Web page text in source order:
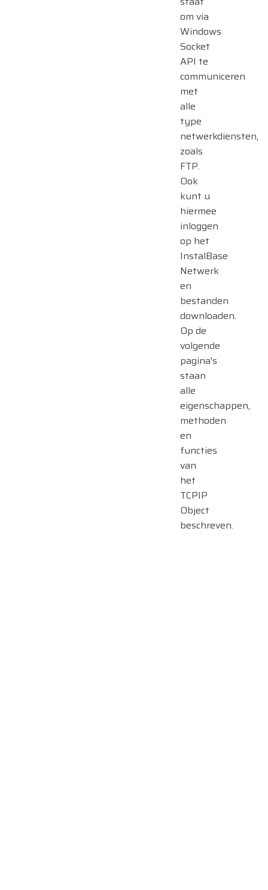
om via
Windows
Socket
API te
communiceren
met
alle
type
netwerkdiensten,
zoals
FTP.
Ook
kunt u
hiermee
inloggen
op het
InstalBase
Netwerk
en
bestanden
downloaden.
Op de
volgende
pagina's
staan
alle
eigenschappen,
methoden
en
functies
van
het
TCPIP
Object
beschreven.